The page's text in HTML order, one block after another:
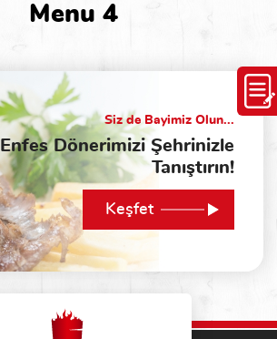
Menu 4
Siz de Bayimiz Olun...
Enfes Dönerimizi Şehrinizle
Tanıştırın!
Keşfet